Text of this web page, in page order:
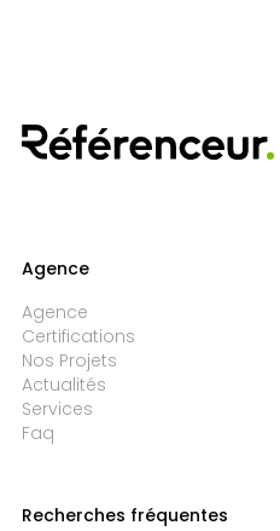
Agence
Agence
Certifications
Nos Projets
Actualités
Services
Faq
Recherches fréquentes